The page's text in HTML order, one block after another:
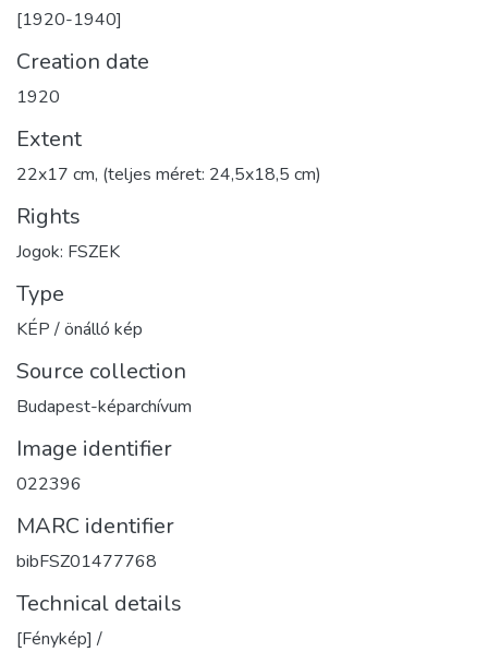
[1920-1940]
Creation date
1920
Extent
22x17 cm, (teljes méret: 24,5x18,5 cm)
Rights
Jogok: FSZEK
Type
KÉP / önálló kép
Source collection
Budapest-képarchívum
Image identifier
022396
MARC identifier
bibFSZ01477768
Technical details
[Fénykép] /